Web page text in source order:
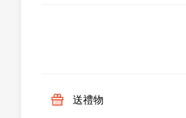
送禮物